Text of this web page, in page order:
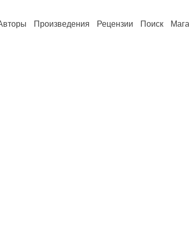
Произведения Рецензии Поиск